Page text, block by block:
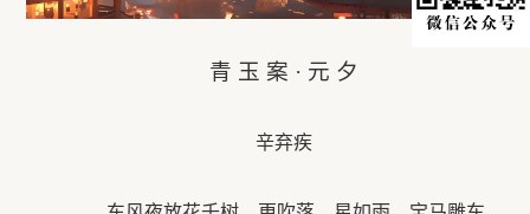
青 玉 案 · 元 夕
辛弃疾